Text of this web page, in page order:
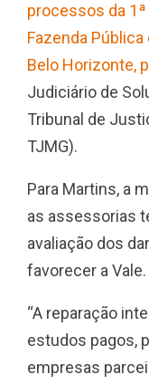
processos da 1ª
Fazenda
Belo Horizonte,
Judiciário de
Tribunal de
TJMG).
Para Martins, a
as assessorias
avaliação dos
favorecer a Vale.
“A reparação
estudos pagos,
empresas